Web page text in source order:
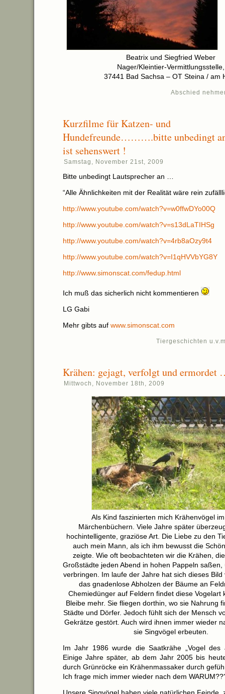
Beatrix und Siegfried Weber
Nager/Kleintier-Vermittlungsstelle,
37441 Bad Sachsa – OT Steina / am
Abschied
Kurzfilme für Katzen- und
Hundefreunde……….bitte unbedingt
ist sehenswert !
Samstag, November 21st, 2009
Bitte unbedingt Lautsprecher an …
“Alle Ähnlichkeiten mit der Realität wäre rein
http://www.youtube.com/watch?v=w0ffwDYo00Q
http://www.youtube.com/watch?v=s13dLaTIHSg
http://www.youtube.com/watch?v=4rb8aOzy9t4
http://www.youtube.com/watch?v=I1qHVVbYG8Y
http://www.simonscat.com/fedup.html
Ich muß das sicherlich nicht kommentieren
LG Gabi
Mehr gibts auf www.simonscat.com
Tiergeschichten
Krähen: gejagt, verfolgt und
Mittwoch, November 18th, 2009
Als Kind faszinierten mich Krähenvögel
Märchenbüchern. Viele Jahre später
hochintelligente, graziöse Art. Die Liebe zu den
auch mein Mann, als ich ihm bewusst die
zeigte. Wie oft beobachteten wir die Krähen,
Großstädte jeden Abend in hohen Pappeln saßen,
verbringen. Im laufe der Jahre hat sich dieses
das gnadenlose Abholzen der Bäume an
Chemiedünger auf Feldern findet diese Vogelart
Bleibe mehr. Sie fliegen dorthin, wo sie Nahrung
Städte und Dörfer. Jedoch fühlt sich der Mensch
Gekrätze gestört. Auch wird ihnen immer wieder
sie Singvögel erbeuten.
Im Jahr 1986 wurde die Saatkrähe „Vogel des
Einige Jahre später, ab dem Jahr 2005 bis
durch Grünröcke ein Krähenmassaker durch
Ich frage mich immer wieder nach dem